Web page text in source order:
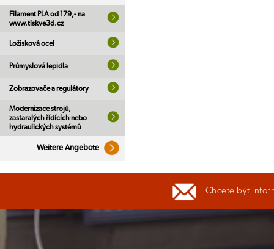
Filament PLA od 179,- na
www.tiskve3d.cz
Ložisková ocel
Průmyslová lepidla
Zobrazovače a regulátory
Modernizace strojů,
zastaralých řídících nebo
hydraulických systémů
Weitere Angebote
Chcete být